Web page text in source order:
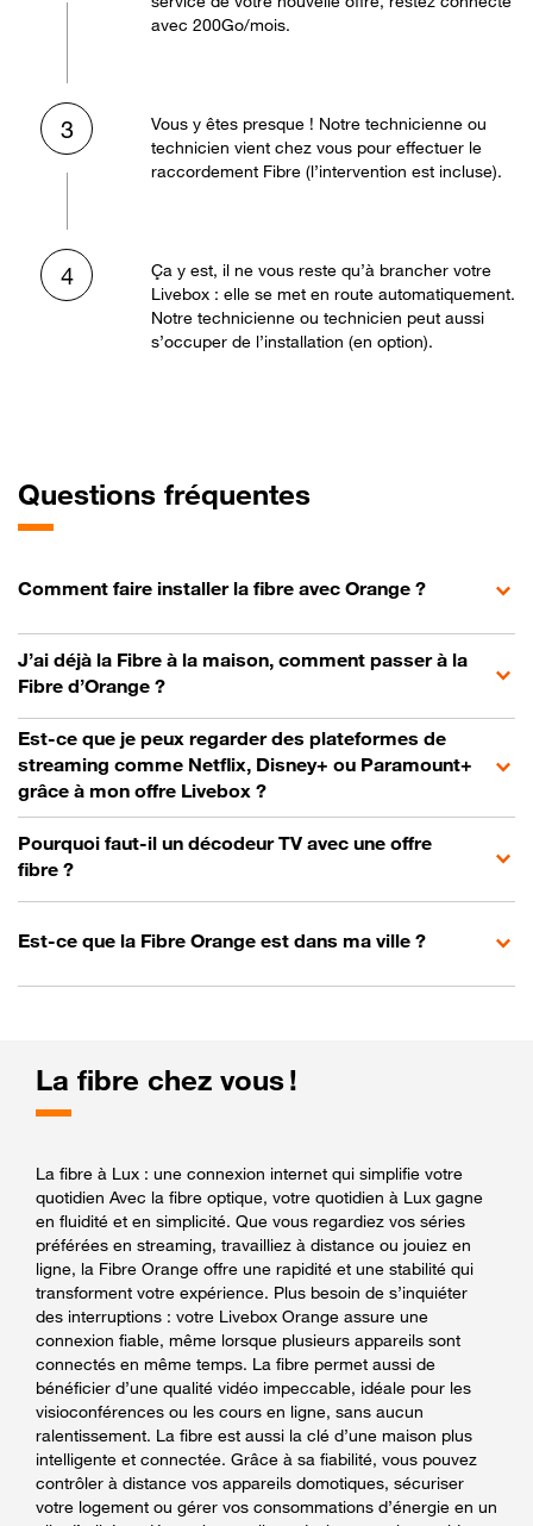
avec 200Go/mois.
3
Vous y êtes presque ! Notre technicienne ou
technicien vient chez vous pour effectuer le
raccordement Fibre (l’intervention est incluse).
4
Ça y est, il ne vous reste qu’à brancher votre
Livebox : elle se met en route automatiquement.
Notre technicienne ou technicien peut aussi
s’occuper de l’installation (en option).
Questions fréquentes
Comment faire installer la fibre avec Orange ?
J’ai déjà la Fibre à la maison, comment passer à la
Fibre d’Orange ?
Est-ce que je peux regarder des plateformes de
streaming comme Netflix, Disney+ ou Paramount+
grâce à mon offre Livebox ?
Pourquoi faut-il un décodeur TV avec une offre
fibre ?
Est-ce que la Fibre Orange est dans ma ville ?
La fibre chez vous !
La fibre à Lux : une connexion internet qui simplifie votre
quotidien Avec la fibre optique, votre quotidien à Lux gagne
en fluidité et en simplicité. Que vous regardiez vos séries
préférées en streaming, travailliez à distance ou jouiez en
ligne, la Fibre Orange offre une rapidité et une stabilité qui
transforment votre expérience. Plus besoin de s’inquiéter
des interruptions : votre Livebox Orange assure une
connexion fiable, même lorsque plusieurs appareils sont
connectés en même temps. La fibre permet aussi de
bénéficier d’une qualité vidéo impeccable, idéale pour les
visioconférences ou les cours en ligne, sans aucun
ralentissement. La fibre est aussi la clé d’une maison plus
intelligente et connectée. Grâce à sa fiabilité, vous pouvez
contrôler à distance vos appareils domotiques, sécuriser
votre logement ou gérer vos consommations d’énergie en un